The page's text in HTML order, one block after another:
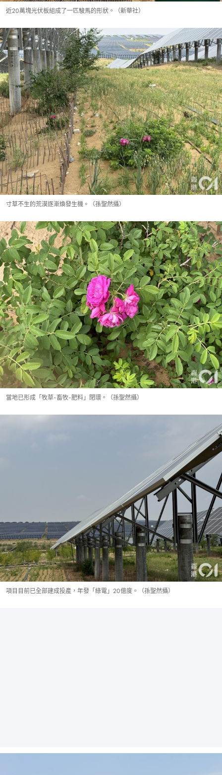
近20萬塊光伏板組成了一匹駿馬的形狀。（新華社）
寸草不生的荒漠逐漸煥發生機。（孫聖然攝）
當地已形成「牧草-畜牧-肥料」閉環。（孫聖然攝）
項目目前已全部建成投產，年發「綠電」20億度。（孫聖然攝）